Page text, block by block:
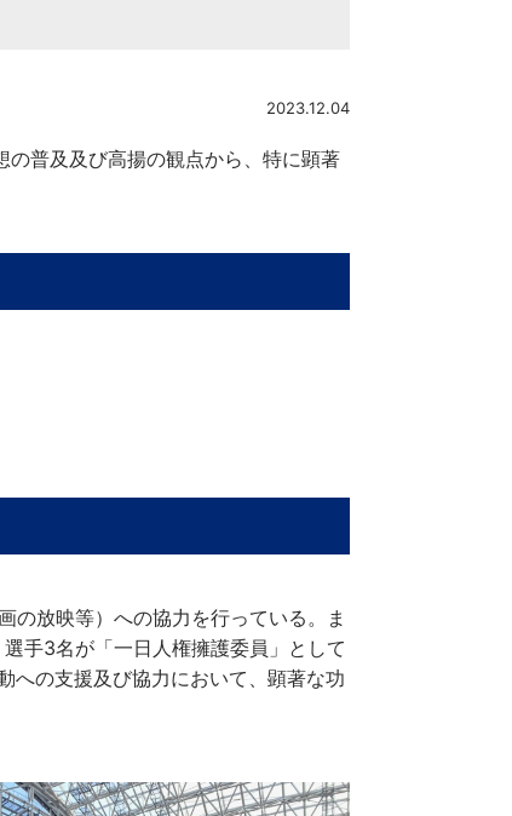
2023.12.04
普及及び高揚の観点から、特に顕著
の放映等）への協力を行っている。ま
手3名が「一日人権擁護委員」として
への支援及び協力において、顕著な功